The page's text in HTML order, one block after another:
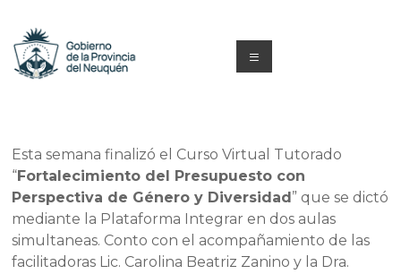
contenido
y
Formación
Neuquén
Menú
Esta semana finalizó el Curso Virtual Tutorado
“Fortalecimiento del Presupuesto con
Perspectiva de Género y Diversidad ” que se dictó
mediante la Plataforma Integrar en dos aulas
simultaneas. Conto con el acompañamiento de las
facilitadoras Lic. Carolina Beatriz Zanino y la Dra.